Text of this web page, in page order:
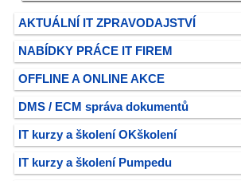
AKTUÁLNÍ IT ZPRAVODAJSTVÍ
NABÍDKY PRÁCE IT FIREM
OFFLINE A ONLINE AKCE
DMS / ECM správa dokumentů
IT kurzy a školení OKškolení
IT kurzy a školení Pumpedu